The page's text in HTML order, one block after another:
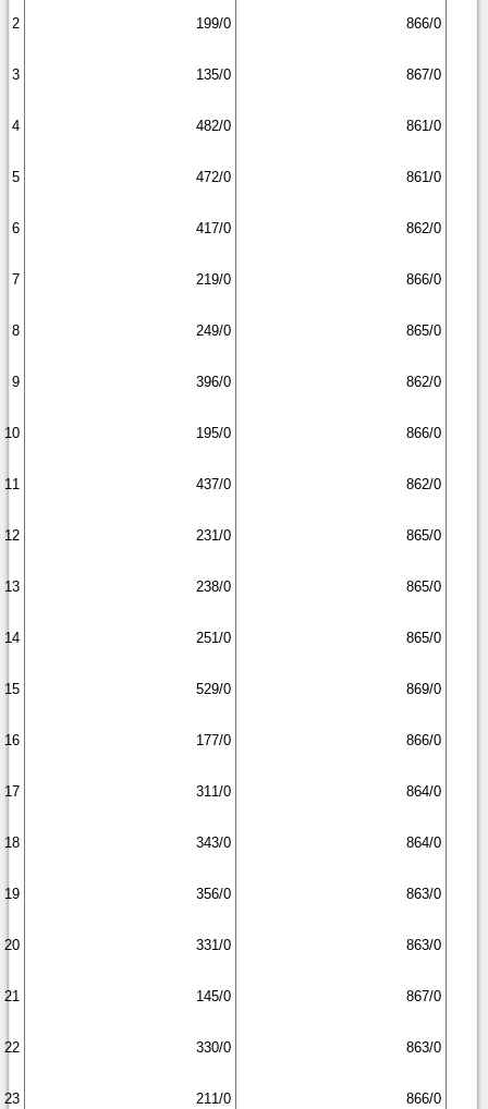
866/0
867/0
861/0
861/0
862/0
866/0
865/0
862/0
866/0
862/0
865/0
865/0
865/0
869/0
866/0
864/0
864/0
863/0
863/0
867/0
863/0
866/0
199/0
135/0
482/0
472/0
417/0
219/0
249/0
396/0
195/0
437/0
231/0
238/0
251/0
529/0
177/0
311/0
343/0
356/0
331/0
145/0
330/0
211/0
2
3
4
5
6
7
8
9
10
11
12
13
14
15
16
17
18
19
20
21
22
23